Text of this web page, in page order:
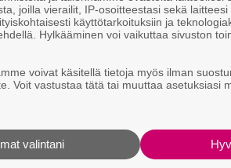
joilla vierailit, IP-osoitteestasi sekä
käyttötarkoituksiin ja
Hylkääminen voi vaikuttaa sivuston
voivat käsitellä tietoja myös ilman
Voit vastustaa tätä tai muuttaa asetuksiasi
valintani